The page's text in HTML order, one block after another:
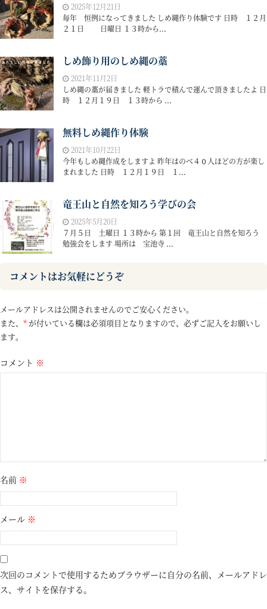
2025年12月21日
毎年 恒例になってきました しめ縄作り体験です 日時 １２月
２１日 日曜日 １３時から...
しめ飾り用のしめ縄の藁
2021年11月2日
しめ縄の藁が届きました 軽トラで積んで運んで頂きましたよ 日
時 １２月１９日 １３時から ...
無料しめ縄作り体験
2021年10月22日
今年もしめ縄作成をしますよ 昨年はのべ４０人ほどの方が楽し
まれました 日時 １２月１９日 １...
竜王山と自然を知ろう学びの会
2025年5月20日
７月５日 土曜日 １３時から 第１回 竜王山と自然を知ろう
勉強会をします 場所は 宝池寺 ...
コメントはお気軽にどうぞ
メールアドレスは公開されませんのでご安心ください。
また、 * が付いている欄は必須項目となりますので、必ずご記入をお願いし
ます。
コメント ※
名前 ※
メール ※
次回のコメントで使用するためブラウザーに自分の名前、メールアドレ
ス、サイトを保存する。